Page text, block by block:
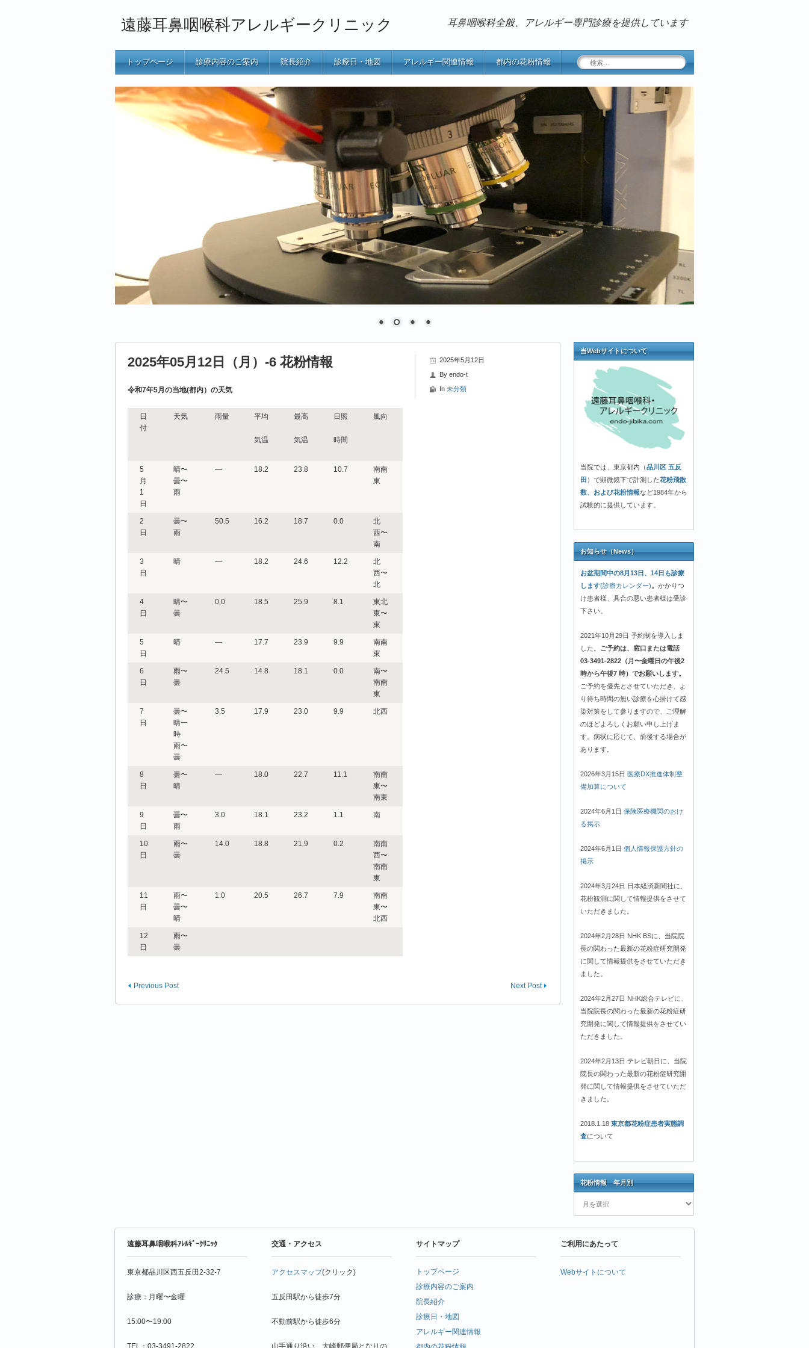
遠藤耳鼻咽喉科アレルギークリニック 耳鼻咽喉科全般、アレルギー専門診療を提供しています
トップページ 診療内容のご案内 院長紹介 診療日・地図 アレルギー関連情報 都内の花粉情報
検
索:
2025年5月12日
By endo-t
In 未分類
2025年05月12日（月）-6 花粉情報
令和7年5月の当地(都内）の天気
日
付
天気 雨量 平均
気温
最高
気温
日照
時間
風向
5
月
1
日
晴〜
曇〜
雨
― 18.2 23.8 10.7
南南
東
2
日
曇〜
雨
50.5 16.2 18.7 0.0
北
西〜
南
3
日
晴 ― 18.2 24.6 12.2
北
西〜
北
4
日
晴〜
曇
0.0 18.5 25.9 8.1
東北
東〜
東
5
日
晴 ― 17.7 23.9 9.9
南南
東
6
日
雨〜
曇
24.5 14.8 18.1 0.0
南〜
南南
東
7
日
曇〜
晴一
時
雨〜
曇
3.5 17.9 23.0 9.9 北西
8
日
曇〜
晴
― 18.0 22.7 11.1
南南
東〜
南東
9
日
曇〜
雨
3.0 18.1 23.2 1.1 南
10
日
雨〜
曇
14.0 18.8 21.9 0.2
南南
西〜
南南
東
11
日
雨〜
曇〜
晴
1.0 20.5 26.7 7.9
南南
東〜
北西
12
日
雨〜
曇
Next Post
Previous Post
当Webサイトについて
当院では、東京都内（品川区 五反
田 ）で顕微鏡下で計測した花粉飛散
数、および花粉情報など1984年から
試験的に提供しています。
お知らせ（News）
お盆期間中の8月13日、14日も診療
します(診療カレンダー)。 かかりつ
け患者様、具合の悪い患者様は受診
下さい。
2021年10月29日 予約制を導入しま
した。 ご予約は、窓口または電話
03-3491-2822（月〜金曜日の午後2
時から午後7 時）でお願いします。
ご予約を優先とさせていただき、よ
り待ち時間の無い診療を心掛けて感
染対策をして参りますので、ご理解
のほどよろしくお願い申し上げま
す。病状に応じて、前後する場合が
あります。
2026年3月15日 医療DX推進体制整
備加算について
2024年6月1日 保険医療機関のおけ
る掲示
2024年6月1日 個人情報保護方針の
掲示
2024年3月24日 日本経済新聞社に、
花粉観測に関して情報提供をさせて
いただきました。
2024年2月28日 NHK BSに、当院院
長の関わった最新の花粉症研究開発
に関して情報提供をさせていただき
ました。
2024年2月27日 NHK総合テレビに、
当院院長の関わった最新の花粉症研
究開発に関して情報提供をさせてい
ただきました。
2024年2月13日 テレビ朝日に、当院
院長の関わった最新の花粉症研究開
発に関して情報提供をさせていただ
きました。
2018.1.18 東京都花粉症患者実態調
査について
花粉情報 年月別
花
粉
年
月
別
遠藤耳鼻咽喉科ｱﾚﾙｷﾞｰｸﾘﾆｯｸ
東京都品川区西五反田2-32-7
診療：月曜〜金曜
15:00〜19:00
TEL：03-3491-2822
交通・アクセス
アクセスマップ(クリック)
五反田駅から徒歩7分
不動前駅から徒歩6分
山手通り沿い、大崎郵便局となりの
サイトマップ
トップページ
診療内容のご案内
院長紹介
診療日・地図
アレルギー関連情報
ご利用にあたって
Webサイトについて